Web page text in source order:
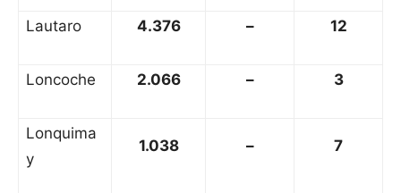
Lautaro 4.376 – 12
Loncoche 2.066 – 3
Lonquima
y
1.038 – 7